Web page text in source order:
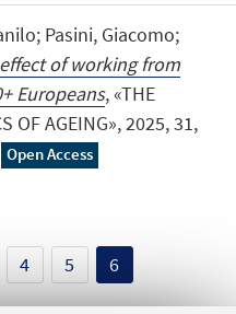
Pasini, Giacomo;
of working from
Europeans, «THE
OF AGEING», 2025, 31,
Open Access
4 5 6